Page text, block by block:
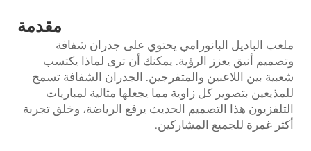
مقدمة
ملعب الباديل البانورامي يحتوي على جدران شفافة
وتصميم أنيق يعزز الرؤية. يمكنك أن ترى لماذا يكتسب
شعبية بين اللاعبين والمتفرجين. الجدران الشفافة تسمح
للمذيعين بتصوير كل زاوية مما يجعلها مثالية لمباريات
التلفزيون هذا التصميم الحديث يرفع الرياضة، وخلق تجربة
أكثر غمرة للجميع المشاركين.